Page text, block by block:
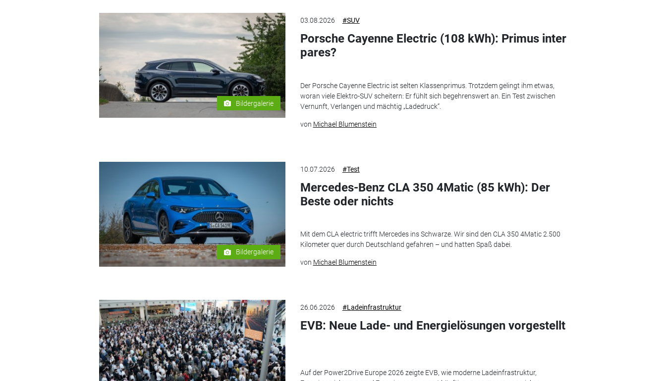
Bildergalerie
03.08.2026 #SUV
Porsche Cayenne Electric (108 kWh): Primus inter
pares?
Der Porsche Cayenne Electric ist selten Klassenprimus. Trotzdem gelingt ihm etwas,
woran viele Elektro-SUV scheitern: Er fühlt sich begehrenswert an. Ein Test zwischen
Vernunft, Verlangen und mächtig „Ladedruck“.
von Michael Blumenstein
Bildergalerie
10.07.2026 #Test
Mercedes-Benz CLA 350 4Matic (85 kWh): Der
Beste oder nichts
Mit dem CLA electric trifft Mercedes ins Schwarze. Wir sind den CLA 350 4Matic 2.500
Kilometer quer durch Deutschland gefahren – und hatten Spaß dabei.
von Michael Blumenstein
26.06.2026 #Ladeinfrastruktur
EVB: Neue Lade- und Energielösungen vorgestellt
Auf der Power2Drive Europe 2026 zeigte EVB, wie moderne Ladeinfrastruktur,